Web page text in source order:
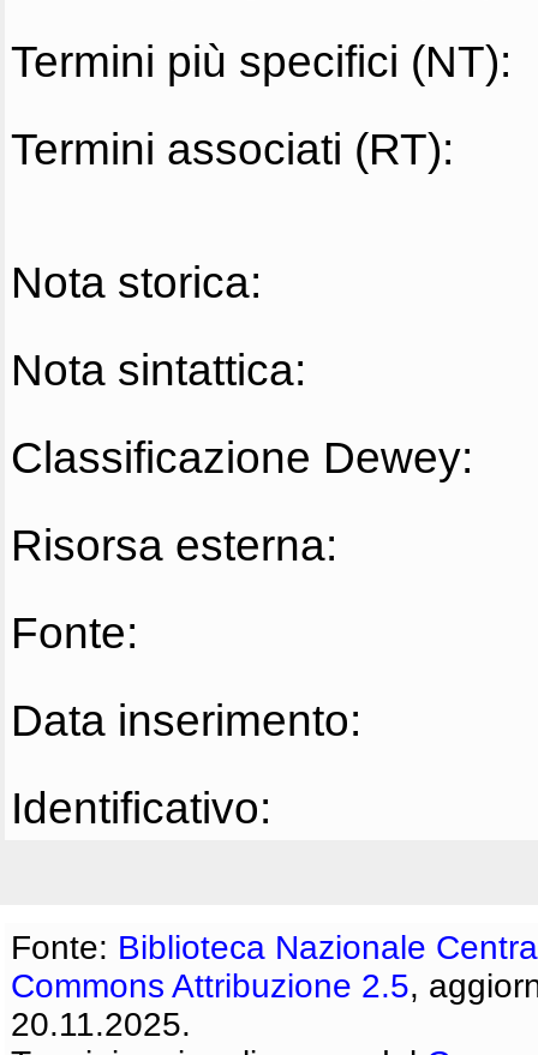
Termini più specifici (NT):
Termini associati (RT):
Nota storica:
Nota sintattica:
Classificazione Dewey:
Risorsa esterna:
Fonte:
Data inserimento:
Identificativo:
Fonte: Biblioteca Nazionale
Commons Attribuzione 2.5,
20.11.2025.